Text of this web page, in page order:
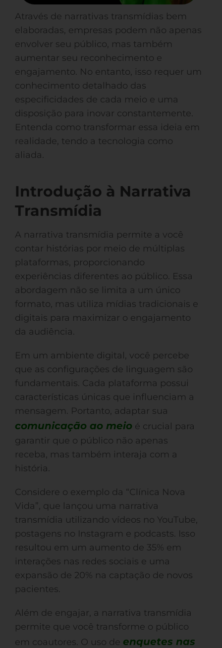
Através de narrativas transmídias bem
elaboradas, empresas podem não apenas
envolver seu público, mas também
aumentar seu reconhecimento e
engajamento. No entanto, isso requer um
conhecimento detalhado das
especificidades de cada meio e uma
disposição para inovar constantemente.
Entenda como transformar essa ideia em
realidade, tendo a tecnologia como
aliada.
Introdução à Narrativa
Transmídia
A narrativa transmídia permite a você
contar histórias por meio de múltiplas
plataformas, proporcionando
experiências diferentes ao público. Essa
abordagem não se limita a um único
formato, mas utiliza mídias tradicionais e
digitais para maximizar o engajamento
da audiência.
Em um ambiente digital, você percebe
que as configurações de linguagem são
fundamentais. Cada plataforma possui
características únicas que influenciam a
mensagem. Portanto, adaptar sua
comunicação ao meio é crucial para
garantir que o público não apenas
receba, mas também interaja com a
história.
Considere o exemplo da “Clínica Nova
Vida”, que lançou uma narrativa
transmídia utilizando vídeos no YouTube,
postagens no Instagram e podcasts. Isso
resultou em um aumento de 35% em
interações nas redes sociais e uma
expansão de 20% na captação de novos
pacientes.
Além de engajar, a narrativa transmídia
permite que você transforme o público
em coautores. O uso de enquetes nas